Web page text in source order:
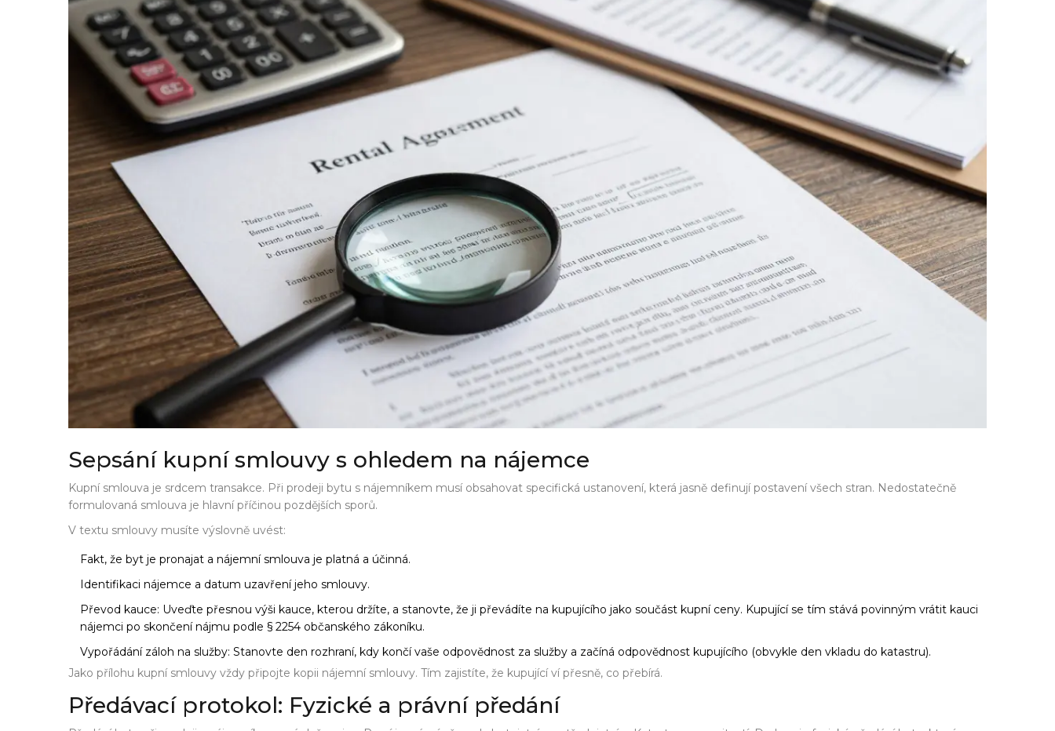
Sepsání kupní smlouvy s ohledem na nájemce
Kupní smlouva je srdcem transakce. Při prodeji bytu s nájemníkem musí obsahovat specifická ustanovení, která jasně definují postavení všech stran. Nedostatečně
formulovaná smlouva je hlavní příčinou pozdějších sporů.
V textu smlouvy musíte výslovně uvést:
Fakt, že byt je pronajat a nájemní smlouva je platná a účinná.
Identifikaci nájemce a datum uzavření jeho smlouvy.
Převod kauce: Uveďte přesnou výši kauce, kterou držíte, a stanovte, že ji převádíte na kupujícího jako součást kupní ceny. Kupující se tím stává povinným vrátit kauci
nájemci po skončení nájmu podle § 2254 občanského zákoníku.
Vypořádání záloh na služby: Stanovte den rozhraní, kdy končí vaše odpovědnost za služby a začíná odpovědnost kupujícího (obvykle den vkladu do katastru).
Jako přílohu kupní smlouvy vždy připojte kopii nájemní smlouvy. Tím zajistíte, že kupující ví přesně, co přebírá.
Předávací protokol: Fyzické a právní předání